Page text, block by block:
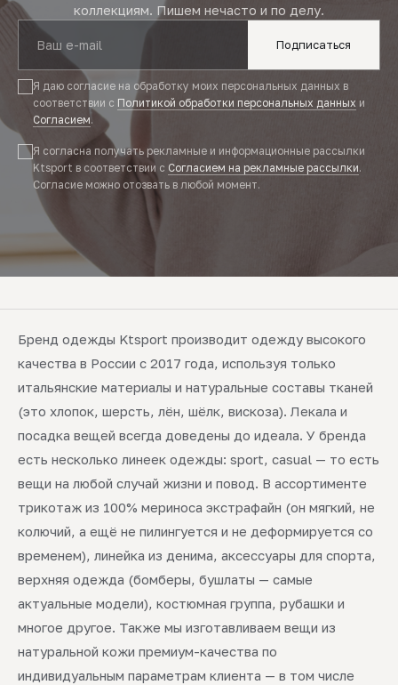
коллекциям. Пишем нечасто и по делу.
Подписаться
Я даю согласие на обработку моих персональных данных в
соответствии с Политикой обработки персональных данных и
Согласием.
Я согласна получать рекламные и информационные рассылки
Ktsport в соответствии с Согласием на рекламные рассылки.
Согласие можно отозвать в любой момент.
Бренд одежды Ktsport производит одежду высокого
качества в России с 2017 года, используя только
итальянские материалы и натуральные составы тканей
(это хлопок, шерсть, лён, шёлк, вискоза). Лекала и
посадка вещей всегда доведены до идеала. У бренда
есть несколько линеек одежды: sport, casual — то есть
вещи на любой случай жизни и повод. В ассортименте
трикотаж из 100% мериноса экстрафайн (он мягкий, не
колючий, а ещё не пилингуется и не деформируется со
временем), линейка из денима, аксессуары для спорта,
верхняя одежда (бомберы, бушлаты — самые
актуальные модели), костюмная группа, рубашки и
многое другое. Также мы изготавливаем вещи из
натуральной кожи премиум-качества по
индивидуальным параметрам клиента — в том числе